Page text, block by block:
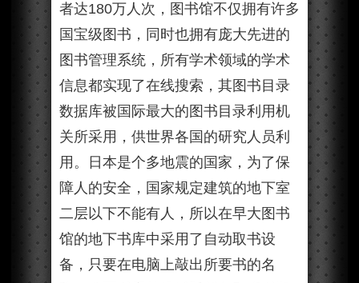
者达180万人次，图书馆不仅拥有许多
国宝级图书，同时也拥有庞大先进的
图书管理系统，所有学术领域的学术
信息都实现了在线搜索，其图书目录
数据库被国际最大的图书目录利用机
关所采用，供世界各国的研究人员利
用。日本是个多地震的国家，为了保
障人的安全，国家规定建筑的地下室
二层以下不能有人，所以在早大图书
馆的地下书库中采用了自动取书设
备，只要在电脑上敲出所要书的名